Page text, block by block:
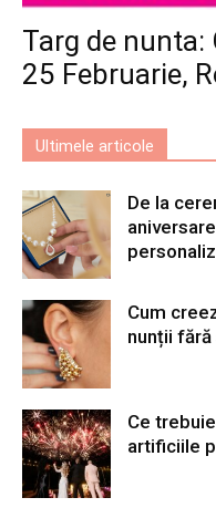
Targ de
25 Februarie,
Ultimele articole
De la
Cum
nunții
Ce
artificiile